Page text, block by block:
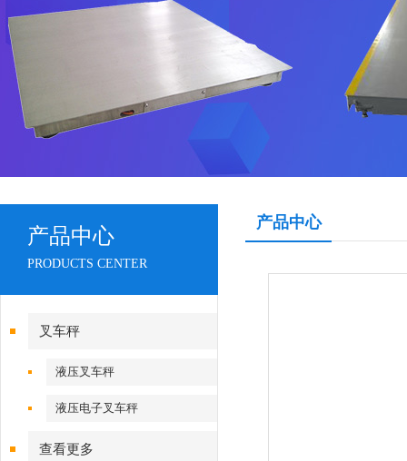
产品中心
PRODUCTS CENTER
叉车秤
液压叉车秤
液压电子叉车秤
查看更多
产品中心